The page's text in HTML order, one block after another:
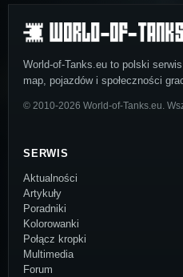
World-of-Tanks.eu to polski
map, pojazdów i społeczności
© 2010-2026 World-of-Tanks.eu.
SERWIS
Aktualności
Artykuły
Poradniki
Kolorowanki
Połącz kropki
Multimedia
Forum